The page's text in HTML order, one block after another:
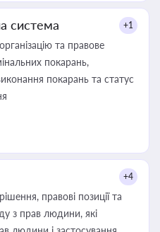
система +1
та правове
покарань,
покарань та статус
+4
правові позиції та
з прав людини, які